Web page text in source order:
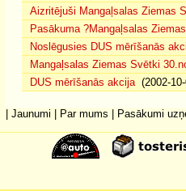
Aizritējuši Mangaļsalas Ziemas
Pasākuma ?Mangaļsalas
Noslēgusies DUS mērīšanās
Mangaļsalas Ziemas Svētki
DUS mērīšanās akcija(2002-10-
Jaunumi Par mums Pasākumi